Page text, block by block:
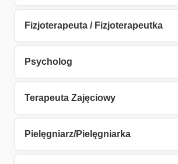
Fizjoterapeuta / Fizjoterapeutka
Psycholog
Terapeuta Zajęciowy
Pielęgniarz/Pielęgniarka